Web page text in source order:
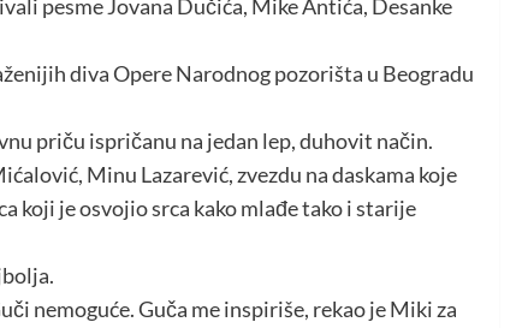
pesme Jovana Dučića, Mike Antića, Desanke
diva Opere Narodnog pozorišta u Beogradu
priču ispričanu na jedan lep, duhovit način.
Minu Lazarević, zvezdu na daskama koje
koji je osvojio srca kako mlađe tako i starije
nemoguće. Guča me inspiriše, rekao je Miki za